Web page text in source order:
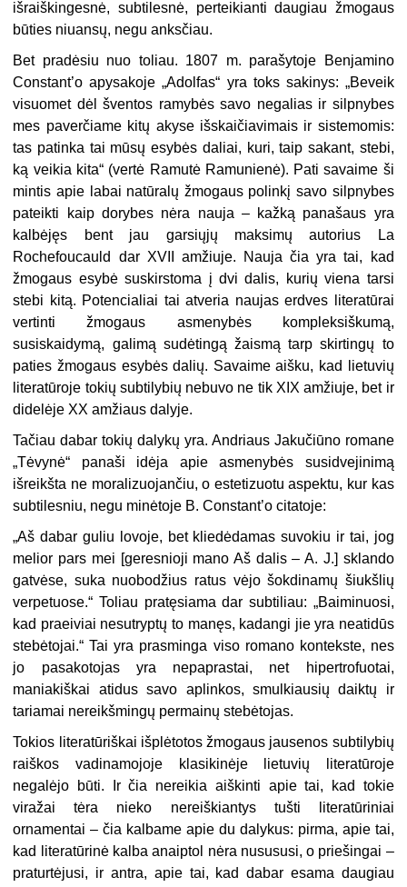
išraiškingesnė, subtilesnė, perteikianti daugiau žmogaus
būties niuansų, negu anksčiau.
Bet pradėsiu nuo toliau. 1807 m. parašytoje Benjamino
Constant’o apysakoje „Adolfas“ yra toks sakinys: „Beveik
visuomet dėl šventos ramybės savo negalias ir silpnybes
mes paverčiame kitų akyse išskaičiavimais ir sistemomis:
tas patinka tai mūsų esybės daliai, kuri, taip sakant, stebi,
ką veikia kita“ (vertė Ramutė Ramunienė). Pati savaime ši
mintis apie labai natūralų žmogaus polinkį savo silpnybes
pateikti kaip dorybes nėra nauja – kažką panašaus yra
kalbėjęs bent jau garsiųjų maksimų autorius La
Rochefoucauld dar XVII amžiuje. Nauja čia yra tai, kad
žmogaus esybė suskirstoma į dvi dalis, kurių viena tarsi
stebi kitą. Potencialiai tai atveria naujas erdves literatūrai
vertinti žmogaus asmenybės kompleksiškumą,
susiskaidymą, galimą sudėtingą žaismą tarp skirtingų to
paties žmogaus esybės dalių. Savaime aišku, kad lietuvių
literatūroje tokių subtilybių nebuvo ne tik XIX amžiuje, bet ir
didelėje XX amžiaus dalyje.
Tačiau dabar tokių dalykų yra. Andriaus Jakučiūno romane
„Tėvynė“ panaši idėja apie asmenybės susidvejinimą
išreikšta ne moralizuojančiu, o estetizuotu aspektu, kur kas
subtilesniu, negu minėtoje B. Constant’o citatoje:
„Aš dabar guliu lovoje, bet kliedėdamas suvokiu ir tai, jog
melior pars mei [geresnioji mano Aš dalis – A. J.] sklando
gatvėse, suka nuobodžius ratus vėjo šokdinamų šiukšlių
verpetuose.“ Toliau pratęsiama dar subtiliau: „Baiminuosi,
kad praeiviai nesutryptų to manęs, kadangi jie yra neatidūs
stebėtojai.“ Tai yra prasminga viso romano kontekste, nes
jo pasakotojas yra nepaprastai, net hipertrofuotai,
maniakiškai atidus savo aplinkos, smulkiausių daiktų ir
tariamai nereikšmingų permainų stebėtojas.
Tokios literatūriškai išplėtotos žmogaus jausenos subtilybių
raiškos vadinamojoje klasikinėje lietuvių literatūroje
negalėjo būti. Ir čia nereikia aiškinti apie tai, kad tokie
viražai tėra nieko nereiškiantys tušti literatūriniai
ornamentai – čia kalbame apie du dalykus: pirma, apie tai,
kad literatūrinė kalba anaiptol nėra nusususi, o priešingai –
praturtėjusi, ir antra, apie tai, kad dabar esama daugiau